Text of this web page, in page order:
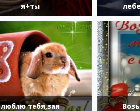
я+ты
люблю тебя,зая